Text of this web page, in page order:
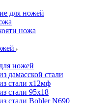
для ножей
ножа
ножей
дамасской стали
стали х12мф
стали 95х18
стали Bohler N690